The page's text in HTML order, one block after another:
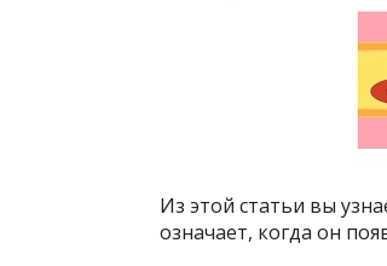
Из этой статьи вы
означает, когда он